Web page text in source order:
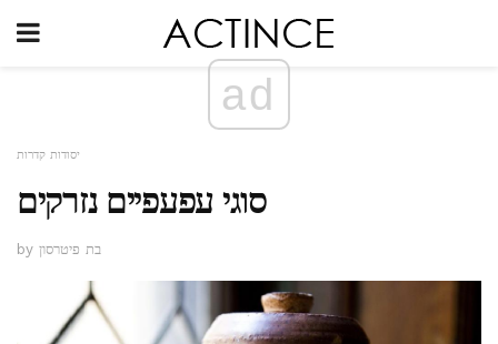
ad
יסודות קדרות
סוגי עפעפיים נזרקים
by בת פיטרסון